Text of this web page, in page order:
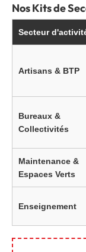
Nos Kits de
Secteur
Artisans & BTP
Bureaux &
Collectivités
Maintenance &
Espaces Verts
Enseignement